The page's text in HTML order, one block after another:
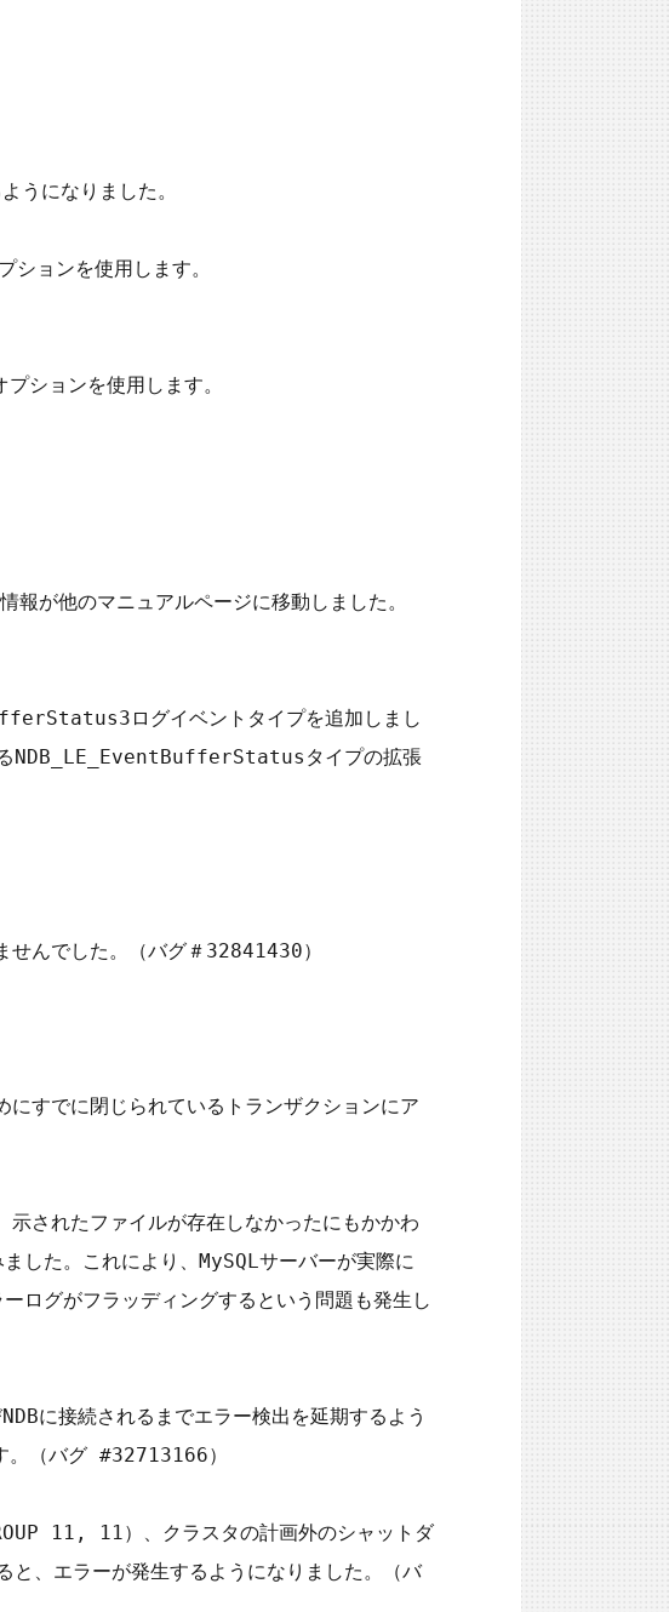
になりました。
ョンを使用します。
ョンを使用します。
が他のマニュアルページに移動しました。
ログイベントタイプを追加しまし
るNDB_LE_EventBufferStatusタイプの拡張
んでした。（バグ＃32841430）
すでに閉じられているトランザクションにア
されたファイルが存在しなかったにもかかわ
た。これにより、MySQLサーバーが実際に
ログがフラッディングするという問題も発生し
に接続されるまでエラー検出を延期するよう
。（バグ #32713166）
11, 11）、クラスタの計画外のシャットダ
と、エラーが発生するようになりました。（バ